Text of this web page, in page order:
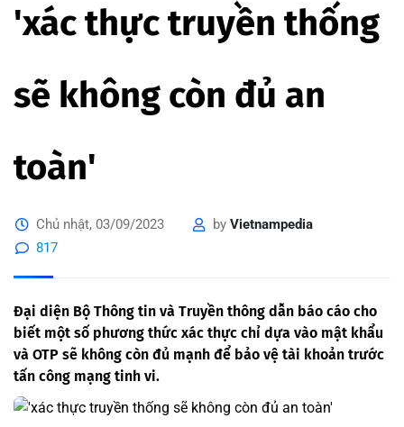
'xác thực truyền thống
sẽ không còn đủ an
toàn'
Chủ nhật, 03/09/2023 by Vietnampedia
817
Đại diện Bộ Thông tin và Truyền thông dẫn báo cáo cho
biết một số phương thức xác thực chỉ dựa vào mật khẩu
và OTP sẽ không còn đủ mạnh để bảo vệ tài khoản trước
tấn công mạng tinh vi.